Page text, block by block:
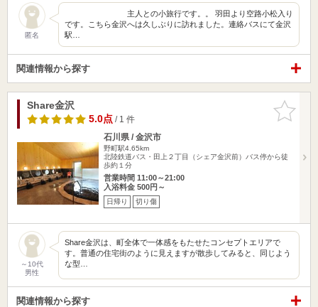
匿名
主人との小旅行です。。 羽田より空路小松入り
です。こちら金沢へは久しぶりに訪れました。連絡バスにて金沢
駅…
関連情報から探す
お気に入
りに追加
Share金沢
5.0点/ 1 件
石川県 / 金沢市
野町駅4.65km
北陸鉄道バス・田上２丁目（シェア金沢前）バス停から徒
歩約１分
営業時間 11:00～21:00
入浴料金 500円～
日帰り 切り傷
～10代
男性
Share金沢は、町全体で一体感をもたせたコンセプトエリアで
す。普通の住宅街のように見えますが散歩してみると、同じよう
な型…
関連情報から探す